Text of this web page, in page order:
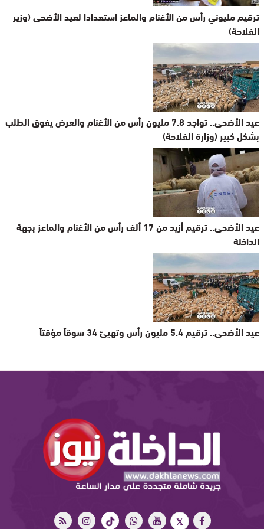
ترقيم مليوني رأس من الأغنام والماعز استعدادا لعيد الأضحى (وزير
الفلاحة)
عيد الأضحى.. تواجد 7.8 مليون رأس من الأغنام والعرض يفوق الطلب
بشكل كبير (وزارة الفلاحة)
عيد الأضحى.. ترقيم أزيد من 17 ألف رأس من الأغنام والماعز بجهة
الداخلة
عيد الأضحى.. ترقيم 5.4 مليون رأس وتهيئ 34 سوقاً مؤقتاً